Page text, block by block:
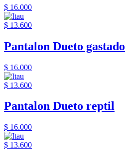
$ 16.000
$ 13.600
Pantalon Dueto gastado
$ 16.000
$ 13.600
Pantalon Dueto reptil
$ 16.000
$ 13.600